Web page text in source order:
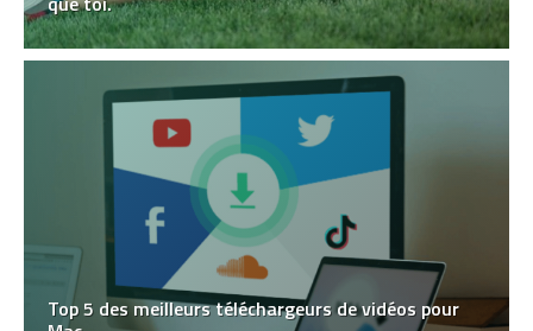
Top 5 des meilleurs téléchargeurs de vidéos pour